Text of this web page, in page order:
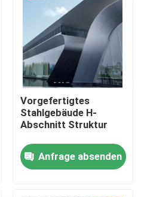
Vorgefertigtes
Stahlgebäude H-
Abschnitt Struktur
Anfrage absenden